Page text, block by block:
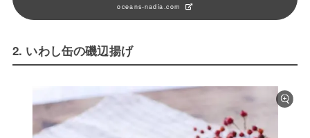
oceans-nadia.com
2. いわし缶の磯辺揚げ